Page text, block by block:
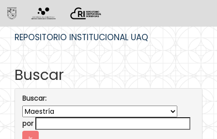
REPOSITORIO INSTITUCIONAL UAQ
Buscar
Buscar:
por